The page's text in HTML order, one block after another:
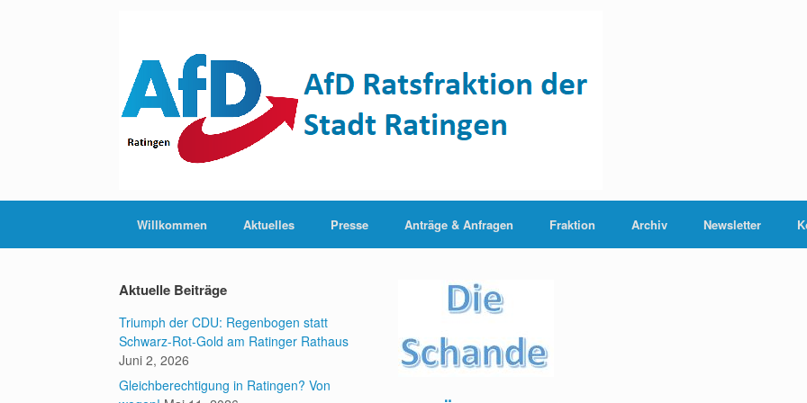
Willkommen Aktuelles Presse Anträge & Anfragen Fraktion Archiv Newsletter
Aktuelle Beiträge
Triumph der CDU: Regenbogen statt
Schwarz-Rot-Gold am Ratinger Rathaus
Juni 2, 2026
Gleichberechtigung in Ratingen? Von